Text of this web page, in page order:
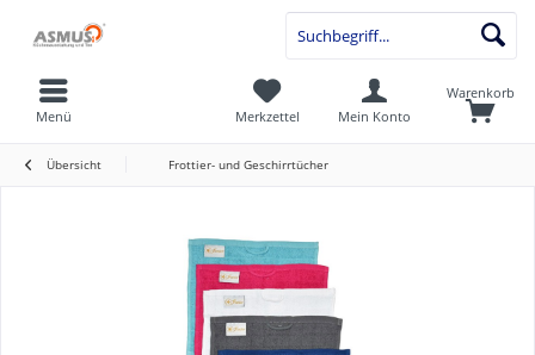
Warenkorb
Merkzettel
Mein Konto
Menü
Übersicht Frottier- und Geschirrtücher